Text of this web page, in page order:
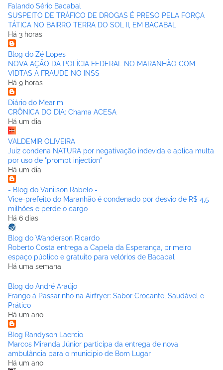
Falando Sério Bacabal
SUSPEITO DE TRÁFICO DE DROGAS É PRESO PELA FORÇA
TÁTICA NO BAIRRO TERRA DO SOL II, EM BACABAL
Há 3 horas
Blog do Zé Lopes
NOVA AÇÃO DA POLÍCIA FEDERAL NO MARANHÃO COM
VIDTAS A FRAUDE NO INSS
Há 9 horas
Diário do Mearim
CRÔNICA DO DIA: Chama ACESA
Há um dia
VALDEMIR OLIVEIRA
Juiz condena NATURA por negativação indevida e aplica multa
por uso de "prompt injection"
Há um dia
- Blog do Vanilson Rabelo -
Vice-prefeito do Maranhão é condenado por desvio de R$ 4,5
milhões e perde o cargo
Há 6 dias
Blog do Wanderson Ricardo
Roberto Costa entrega a Capela da Esperança, primeiro
espaço público e gratuito para velórios de Bacabal
Há uma semana
Blog do André Araújo
Frango à Passarinho na Airfryer: Sabor Crocante, Saudável e
Prático
Há um ano
Blog Randyson Laercio
Marcos Miranda Júnior participa da entrega de nova
ambulância para o municipio de Bom Lugar
Há um ano